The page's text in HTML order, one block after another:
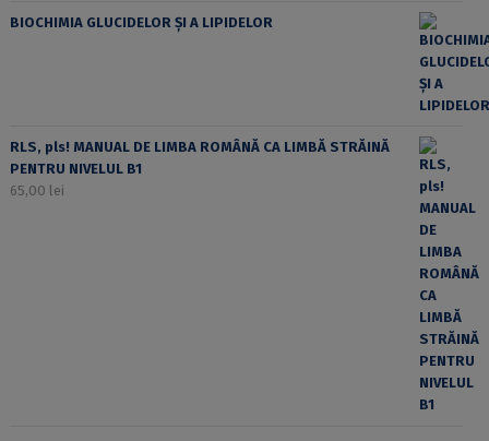
BIOCHIMIA GLUCIDELOR ȘI A LIPIDELOR
RLS, pls! MANUAL DE LIMBA ROMÂNĂ CA LIMBĂ STRĂINĂ
PENTRU NIVELUL B1
65,00 lei